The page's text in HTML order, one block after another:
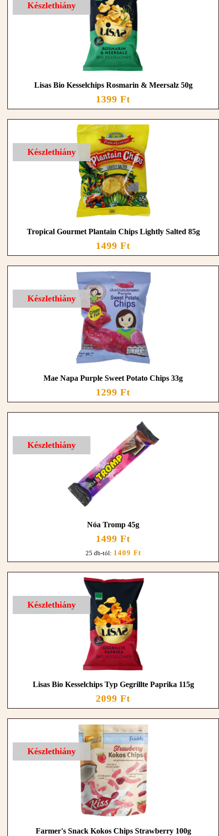
Készlethiány
Lisas Bio Kesselchips Rosmarin & Meersalz 50g
1399 Ft
Készlethiány
Tropical Gourmet Plantain Chips Lightly Salted 85g
1499 Ft
Készlethiány
Mae Napa Purple Sweet Potato Chips 33g
1299 Ft
Készlethiány
Nóa Tromp 45g
1499 Ft
25 db-tól: 1409 Ft
Készlethiány
Lisas Bio Kesselchips Typ Gegrillte Paprika 115g
2099 Ft
Készlethiány
Farmer's Snack Kokos Chips Strawberry 100g